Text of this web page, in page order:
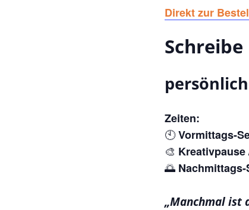
Direkt zur
Zeiten:
🕙Vormittags-
🎨
🌅
„Manchmal ist